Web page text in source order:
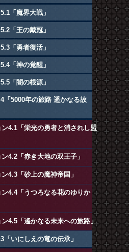
「魔界大戦」
「王の戴冠」
「勇者復活」
「神の覚醒」
「闇の根源」
「5000年の旅路 遥かなる故
ン4.1「栄光の勇者と消されし盟
4.2「赤き大地の双王子」
4.3「砂上の魔神帝国」
ン4.4「うつろなる花のゆりか
ン4.5「遙かなる未来への旅路」
「いにしえの竜の伝承」